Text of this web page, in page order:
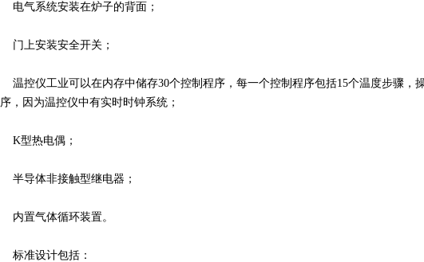
电气系统安装在炉子的背面；
门上安装安全开关；
温控仪工业可以在内存中储存30个控制程序，每一个控制程序包括15个温度步骤，
序，因为温控仪中有实时时钟系统；
K型热电偶；
半导体非接触型继电器；
内置气体循环装置。
标准设计包括：